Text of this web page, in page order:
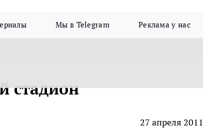
Мы в Telegram Реклама у нас
стадион
27 апреля 2011